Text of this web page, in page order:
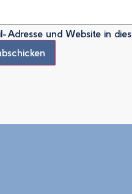
Adresse und Website in